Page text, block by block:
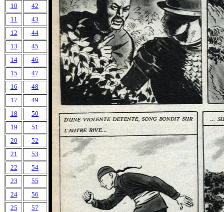
10
42
11
43
12
44
13
45
14
46
15
47
16
48
17
49
18
50
19
51
20
52
21
53
22
54
23
55
24
56
25
57